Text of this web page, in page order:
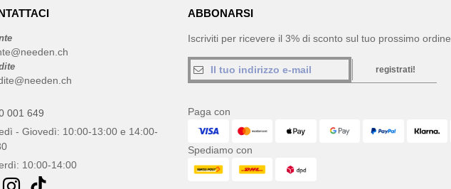
001 649
- Giovedì: 10:00-13:00 e 14:00-
10:00-14:00
ABBONARSI
Iscriviti per ricevere il 3% di sconto sul tuo prossimo ordine
registrati!
Paga con
Spediamo con